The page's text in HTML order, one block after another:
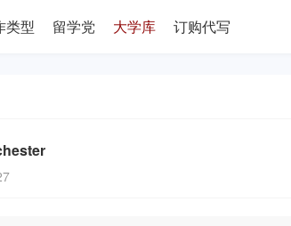
类型 留学党 大学库 订购代写